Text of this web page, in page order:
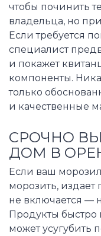
чтобы починить
владельца, но
Если требуется
специалист
и покажет
компоненты.
только
и качественные
СРОЧНО
ДОМ В
Если ваш
морозить, издает
не включается —
Продукты быстро
может усугубить